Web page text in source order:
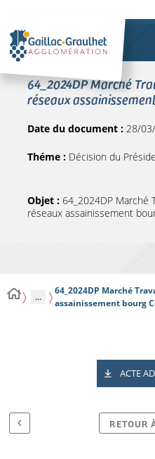
64_2024DP Marché
réseaux
Date du document : 28/
Théme : Décision du
Objet : 64_2024DP Marché
réseaux assainissement
...
64_2024DP Marché
assainissement bourg
ACTE
RETOUR